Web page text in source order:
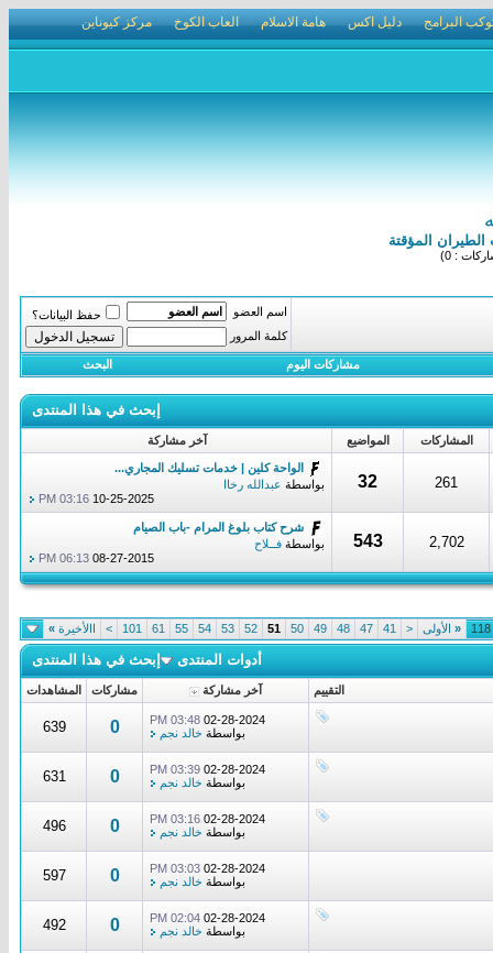
البرامج دليل اكس هامة الاسلام العاب الكوخ مركز كيوناين
المؤقتة
: 0)
اسم العضو
حفظ البيانات؟
كلمة المرور
مشاركات اليوم البحث
إبحث في هذا المنتدى
المشاركات المواضيع آخر مشاركة
261
32
الواحة كلين | خدمات تسليك المجاري...
بواسطة عبدالله رخاا
10-25-2025
03:16 PM
2,702
543
شرح كتاب بلوغ المرام -باب الصيام
بواسطة فــلاح
08-27-2015
06:13 PM
« الأولى <
41
47
48
49
50
51
52
53
54
55
61
101
> االأخيرة »
أدوات المنتدى إبحث في هذا المنتدى
التقييم آخر مشاركة مشاركات المشاهدات
02-28-2024
03:48 PM
بواسطة خالد نجم 0
639
02-28-2024
03:39 PM
بواسطة خالد نجم 0
631
02-28-2024
03:16 PM
بواسطة خالد نجم 0
496
02-28-2024
03:03 PM
بواسطة خالد نجم 0
597
02-28-2024
02:04 PM
بواسطة خالد نجم 0
492